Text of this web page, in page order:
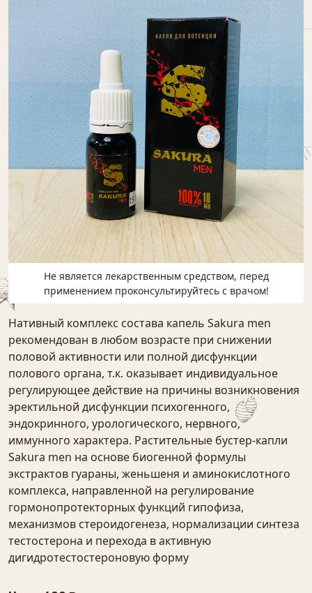
Не является лекарственным средством, перед
применением проконсультируйтесь с врачом!
Нативный комплекс состава капель Sakura men
рекомендован в любом возрасте при снижении
половой активности или полной дисфункции
полового органа, т.к. оказывает индивидуальное
регулирующее действие на причины возникновения
эректильной дисфункции психогенного,
эндокринного, урологического, нервного,
иммунного характера. Растительные бустер-капли
Sakura men на основе биогенной формулы
экстрактов гуараны, женьшеня и аминокислотного
комплекса, направленной на регулирование
гормонопротекторных функций гипофиза,
механизмов стероидогенеза, нормализации синтеза
тестостерона и перехода в активную
дигидротестостероновую форму